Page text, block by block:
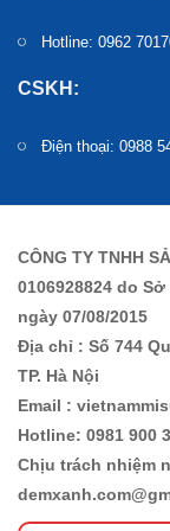
tế, tập trung vào
Gam màu trung
Họa tiết đơn giản
Vỏ gối và vỏ
vệ sinh
Thiết kế tổng thể
phòng ngủ luôn
giãn cho người
Ưu điểm nổi
Mềm mại, thân
Hotline: 0962
CSKH:
Điện thoại: 0988
CÔNG TY TNHH
0106928824 do
ngày 07/08/2015
Địa chỉ : Số 744
TP. Hà Nội
Email :
Hotline: 0981 900
Chịu trách nhiệm